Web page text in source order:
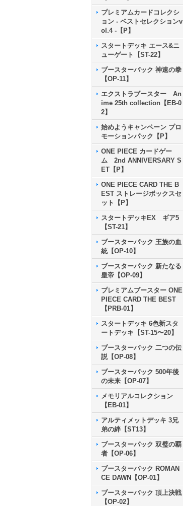
プレミアムカードコレクシ
ョン - ベストセレクションv
ol.4 -【P】
スタートデッキ エース&ニ
ューゲート【ST-22】
ブースターパック 神速の拳
【OP-11】
エクストラブースター An
ime 25th collection【EB-0
2】
始めようキャンペーン プロ
モーションパック【P】
ONE PIECE カードゲー
ム 2nd ANNIVERSARY S
ET【P】
ONE PIECE CARD THE B
EST ストレージボックスセ
ット【P】
スタートデッキEX ギア5
【ST-21】
ブースターパック 王族の血
統【OP-10】
ブースターパック 新たなる
皇帝【OP-09】
プレミアムブースター ONE
PIECE CARD THE BEST
【PRB-01】
スタートデッキ 6色新スタ
ートデッキ【ST-15〜20】
ブースターパック 二つの伝
説【OP-08】
ブースターパック 500年後
の未来【OP-07】
メモリアルコレクション
【EB-01】
アルティメットデッキ 3兄
弟の絆【ST13】
ブースターパック 双璧の覇
者【OP-06】
ブースターパック ROMAN
CE DAWN【OP-01】
ブースターパック 頂上決戦
【OP-02】